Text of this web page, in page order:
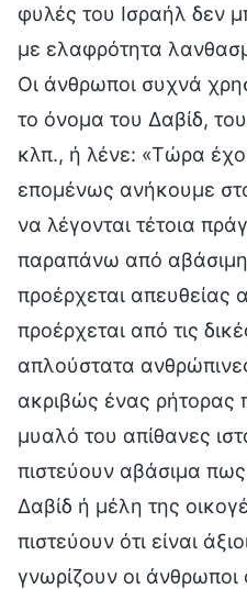
φυλές του Ισραήλ δεν
με ελαφρότητα
Οι άνθρωποι συχνά
το όνομα του Δαβίδ,
κλπ., ή λένε: «Τώρα
επομένως ανήκουμε
να λέγονται τέτοια
παραπάνω από αβάσιμη
προέρχεται απευθείας
προέρχεται από τις
απλούστατα
ακριβώς ένας ρήτορας
μυαλό του απίθανες
πιστεύουν αβάσιμα πως
Δαβίδ ή μέλη της
πιστεύουν ότι είναι
γνωρίζουν οι άνθρωποι